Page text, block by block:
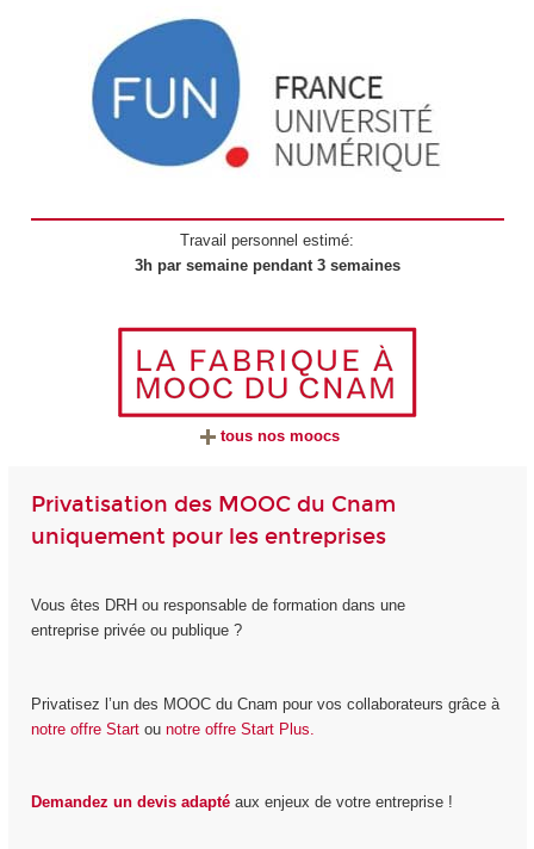
Travail personnel estimé:
3h par semaine pendant 3 semaines
tous nos moocs
Privatisation des MOOC du Cnam
uniquement pour les entreprises
Vous êtes DRH ou responsable de formation dans une
entreprise privée ou publique ?
Privatisez l’un des MOOC du Cnam pour vos collaborateurs grâce à
notre offre Startou notre offre Start Plus.
Demandez un devis adaptéaux enjeux de votre entreprise !